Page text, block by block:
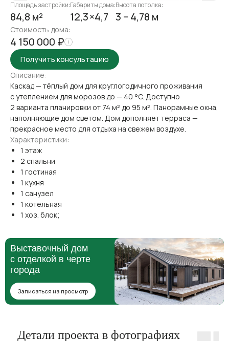
Описание:
Каскад — тёплый дом для круглогодичного проживания
с утеплением для морозов до — 40 °C. Доступно
2 варианта планировки от 74 м² до 95 м². Панорамные окна,
наполняющие дом светом. Дом дополняет терраса —
прекрасное место для отдыха на свежем воздухе.
Характеристики:
1 этаж
2 спальни
1 гостиная
1 кухня
1 санузел
1 котельная
1 хоз. блок;
Стоимость дома:
4 150 000 ₽
Получить консультацию
Площадь застройки:
84,8 м²
Габариты дома:
12,3 ×4,7
Высота потолка:
3 – 4,78 м
Выставочный дом
с отделкой в черте
города
Записаться на просмотр
Детали проекта в фотографиях